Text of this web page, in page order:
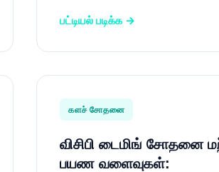
பட்டியல் படிக்க →
களச் சோதனை
விசிபி டைமிங் சோதனை
பயண வளைவுகள்: